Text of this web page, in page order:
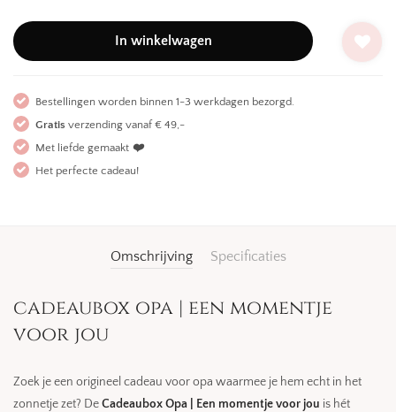
In winkelwagen
Bestellingen worden binnen 1-3 werkdagen bezorgd.
Gratis verzending vanaf € 49,-
Met liefde gemaakt ❤️
Het perfecte cadeau!
Omschrijving Specificaties
cadeaubox opa | een momentje
voor jou
Zoek je een origineel cadeau voor opa waarmee je hem echt in het
zonnetje zet? DeCadeaubox Opa | Een momentje voor jou is hét